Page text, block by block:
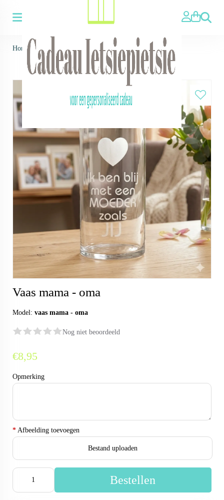
Zoeken
Home > Vaas mama - oma
Vaas mama - oma
Model: vaas mama - oma
Nog niet beoordeeld
€8,95
Opmerking
* Afbeelding toevoegen
Bestand uploaden
Bestellen